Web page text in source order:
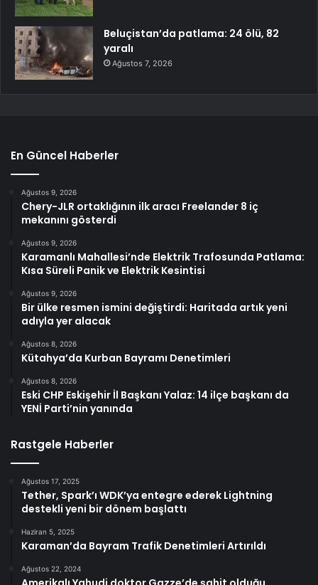
Beluçistan’da patlama: 24 ölü, 82
yaralı
Ağustos 7, 2026
En Güncel Haberler
Ağustos 9, 2026
Chery-JLR ortaklığının ilk aracı Freelander 8 iç
mekanını gösterdi
Ağustos 9, 2026
Karamanlı Mahallesi’nde Elektrik Trafosunda Patlama:
Kısa Süreli Panik ve Elektrik Kesintisi
Ağustos 9, 2026
Bir ülke resmen ismini değiştirdi: Haritada artık yeni
adıyla yer alacak
Ağustos 8, 2026
Kütahya’da Kurban Bayramı Denetimleri
Ağustos 8, 2026
Eski CHP Eskişehir İl Başkanı Yalaz: 14 ilçe başkanı da
YENİ Parti’nin yanında
Rastgele Haberler
Ağustos 17, 2025
Tether, Spark’ı WDK’ya entegre ederek Lightning
destekli yeni bir dönem başlattı
Haziran 5, 2025
Karaman’da Bayram Trafik Denetimleri Artırıldı
Ağustos 22, 2024